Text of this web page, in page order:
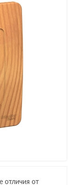
отличия от